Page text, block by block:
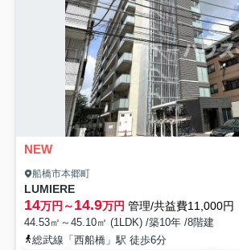
NEW
船橋市本郷町
LUMIERE
14万円～14.9万円 管理/共益費11,000円
44.53㎡～45.10㎡ (1LDK) /築10年 /8階建
総武線「西船橋」駅 徒歩6分